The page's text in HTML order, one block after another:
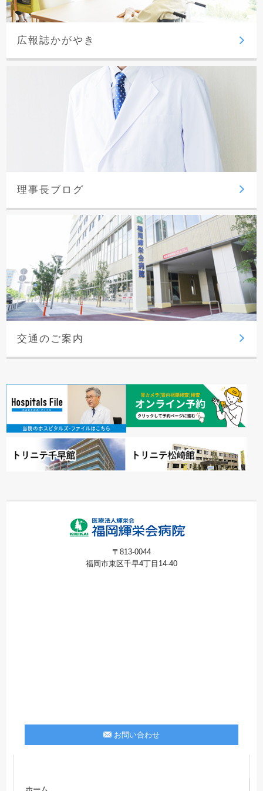
広報誌かがやき
理事長ブログ
交通のご案内
〒813-0044
福岡市東区千早4丁目14-40
お問い合わせ